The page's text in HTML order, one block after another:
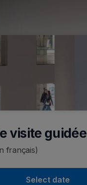
visite guidée
français)
Select date